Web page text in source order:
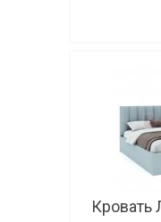
Кровать